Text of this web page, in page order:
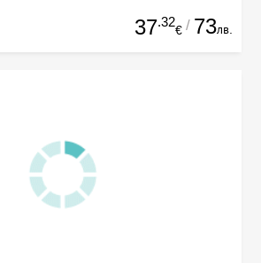
37.32
€ / 73лв.